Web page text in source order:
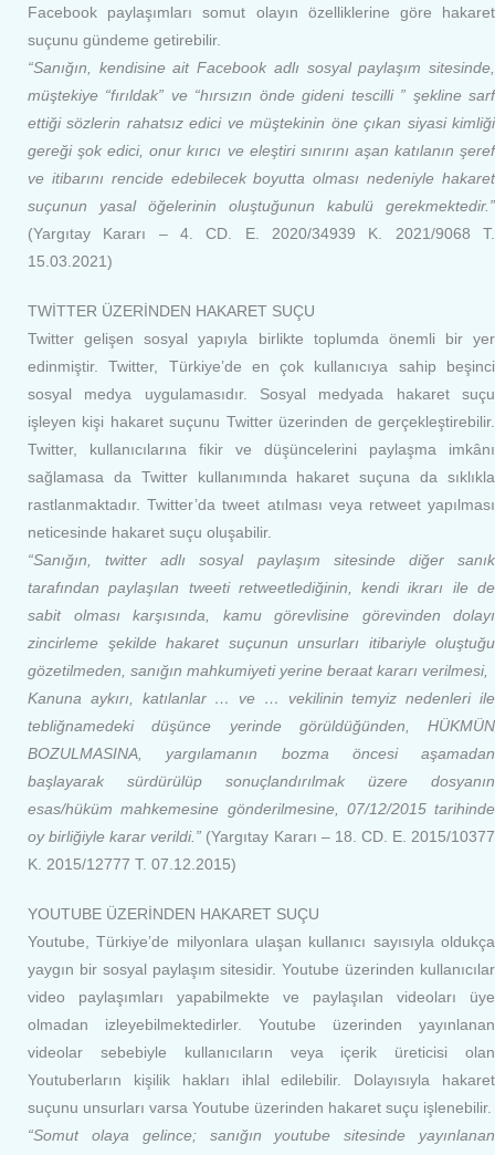
Facebook paylaşımları somut olayın özelliklerine göre hakaret
suçunu gündeme getirebilir.
“Sanığın, kendisine ait Facebook adlı sosyal paylaşım sitesinde,
müştekiye “fırıldak” ve “hırsızın önde gideni tescilli ” şekline sarf
ettiği sözlerin rahatsız edici ve müştekinin öne çıkan siyasi kimliği
gereği şok edici, onur kırıcı ve eleştiri sınırını aşan katılanın şeref
ve itibarını rencide edebilecek boyutta olması nedeniyle hakaret
suçunun yasal öğelerinin oluştuğunun kabulü gerekmektedir.”
(Yargıtay Kararı – 4. CD. E. 2020/34939 K. 2021/9068 T.
15.03.2021)
TWİTTER ÜZERİNDEN HAKARET SUÇU
Twitter gelişen sosyal yapıyla birlikte toplumda önemli bir yer
edinmiştir. Twitter, Türkiye’de en çok kullanıcıya sahip beşinci
sosyal medya uygulamasıdır. Sosyal medyada hakaret suçu
işleyen kişi hakaret suçunu Twitter üzerinden de gerçekleştirebilir.
Twitter, kullanıcılarına fikir ve düşüncelerini paylaşma imkânı
sağlamasa da Twitter kullanımında hakaret suçuna da sıklıkla
rastlanmaktadır. Twitter’da tweet atılması veya retweet yapılması
neticesinde hakaret suçu oluşabilir.
“Sanığın, twitter adlı sosyal paylaşım sitesinde diğer sanık
tarafından paylaşılan tweeti retweetlediğinin, kendi ikrarı ile de
sabit olması karşısında, kamu görevlisine görevinden dolayı
zincirleme şekilde hakaret suçunun unsurları itibariyle oluştuğu
gözetilmeden, sanığın mahkumiyeti yerine beraat kararı verilmesi,
Kanuna aykırı, katılanlar … ve … vekilinin temyiz nedenleri ile
tebliğnamedeki düşünce yerinde görüldüğünden, HÜKMÜN
BOZULMASINA, yargılamanın bozma öncesi aşamadan
başlayarak sürdürülüp sonuçlandırılmak üzere dosyanın
esas/hüküm mahkemesine gönderilmesine, 07/12/2015 tarihinde
oy birliğiyle karar verildi.” (Yargıtay Kararı – 18. CD. E. 2015/10377
K. 2015/12777 T. 07.12.2015)
YOUTUBE ÜZERİNDEN HAKARET SUÇU
Youtube, Türkiye’de milyonlara ulaşan kullanıcı sayısıyla oldukça
yaygın bir sosyal paylaşım sitesidir. Youtube üzerinden kullanıcılar
video paylaşımları yapabilmekte ve paylaşılan videoları üye
olmadan izleyebilmektedirler. Youtube üzerinden yayınlanan
videolar sebebiyle kullanıcıların veya içerik üreticisi olan
Youtuberların kişilik hakları ihlal edilebilir. Dolayısıyla hakaret
suçunu unsurları varsa Youtube üzerinden hakaret suçu işlenebilir.
“Somut olaya gelince; sanığın youtube sitesinde yayınlanan